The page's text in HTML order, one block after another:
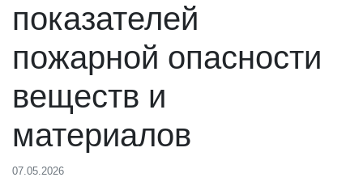
показателей
пожарной опасности
веществ и
материалов
07.05.2026